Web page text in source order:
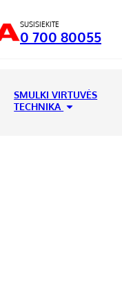
SUSISIEKITE
0 700 80055
SMULKI VIRTUVĖS
TECHNIKA